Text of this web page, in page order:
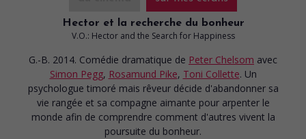
Hector et la recherche du bonheur
V.O.: Hector and the Search for Happiness
G.-B. 2014. Comédie dramatique de Peter Chelsom avec
Simon Pegg, Rosamund Pike, Toni Collette. Un
psychologue timoré mais rêveur décide d'abandonner sa
vie rangée et sa compagne aimante pour arpenter le
monde afin de comprendre comment d'autres vivent la
poursuite du bonheur.